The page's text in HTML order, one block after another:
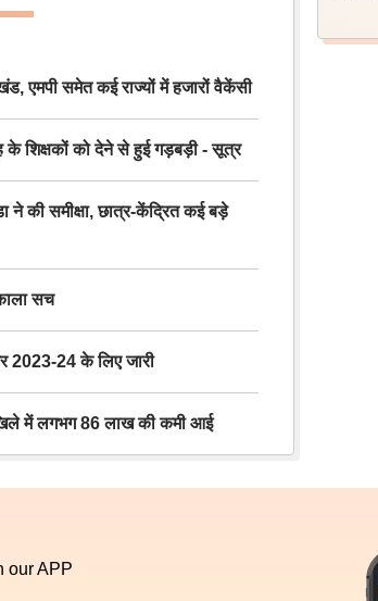
एमपी समेत कई राज्यों में हजारों वैकेंसी
शिक्षकों को देने से हुई गड़बड़ी - सूत्र
समीक्षा, छात्र-केंद्रित कई बड़े
सच
2023-24 के लिए जारी
में लगभग 86 लाख की कमी आई
our APP